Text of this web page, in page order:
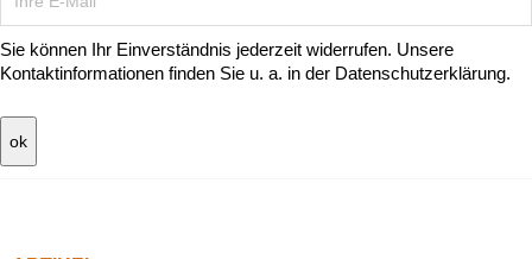
Sie können Ihr Einverständnis jederzeit widerrufen. Unsere
Kontaktinformationen finden Sie u. a. in der Datenschutzerklärung.